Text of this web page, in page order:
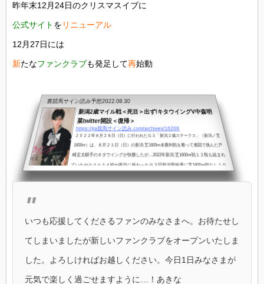
昨年末12月24日のクリスマスイブに
公式サイト を リニューアル
12月27日には
新たなファンクラブも発足して再始動
裏競馬サイン読み予想2022.08.30
新潟2歳マイル戦＜死目＞出ず!キタウイングV中森明
菜twitter開設＜復帰＞
https://jra競馬サイン読み.com/archives/16268
２０２２年８月２８日（日）に行われたＧ３「新潟２歳ステークス」（新潟／芝
1600m）は、８月２１日（日）の新潟 芝1600m未勝利戦を勝って連闘で挑んだ戸
崎圭太騎手のキタウイングが快勝したが…2022年新潟 芝1600m戦１２鞍も組まれ
ていたがとうとう４枠が死目に終わった※３回新潟最終週に芝1600m戦なし１０
いつも応援してくださるファンのみなさまへ。お待たせし
てしまいましたが新しいファンクラブをオープンいたしま
した。よろしければお越しください。今日1日みなさまが
元気で楽しく過ごせますように…！あきな